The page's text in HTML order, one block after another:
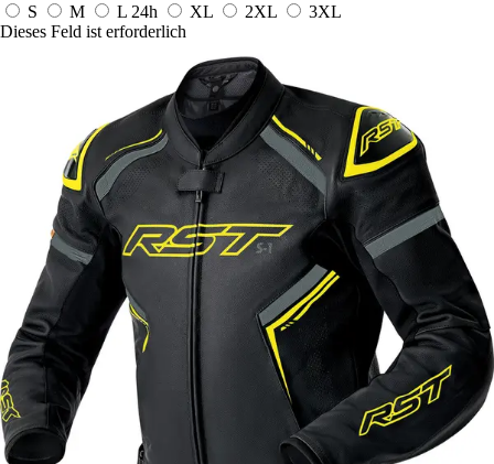
S
M L 24h XL 2XL
3XL
Dieses Feld ist erforderlich